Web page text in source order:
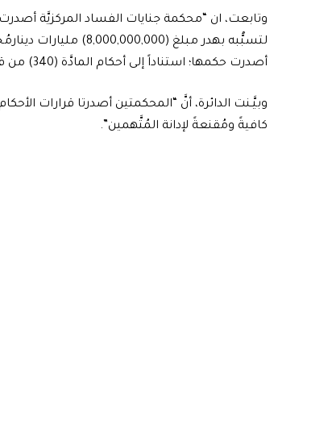
وتابعت، ان “محكمة جنايات الفساد المركزيَّة
لتسبُّبه بهدر مبلغ
أصدرت حكمها؛ استناداً إلى أحكام المادَّة (340) من قانون العقوبات”.
وبيَّـنت الدائرة، أنَّ “المحكمتين أصدرتا قرارات
كافيةً ومُقنعةً لإدانة المُتَّهمين”.